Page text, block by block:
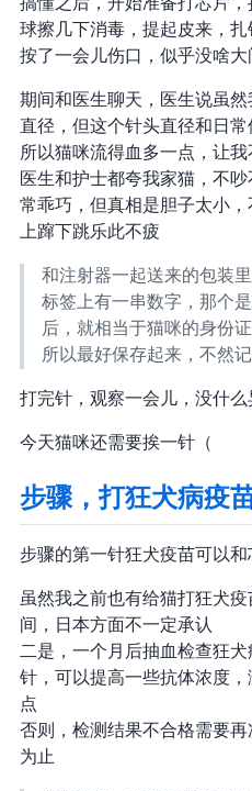
球擦几下消毒，提起皮来，
按了一会儿伤口，似乎没啥
期间和医生聊天，医生说虽然我
直径，但这个针头直径和日常
所以猫咪流得血多一点，让
医生和护士都夸我家猫，不
常乖巧，但真相是胆子太小
上蹿下跳乐此不疲
和注射器一起送来的包装
标签上有一串数字，那个
后，就相当于猫咪的身份
所以最好保存起来，不然
打完针，观察一会儿，没什么
今天猫咪还需要挨一针（
步骤2，打狂犬病疫
步骤2 的第一针狂犬疫苗可以
虽然我之前也有给猫打狂犬
间，日本方面不一定承认
二是，一个月后抽血检查狂
针，可以提高一些抗体浓度
点
否则，检测结果不合格需要
为止